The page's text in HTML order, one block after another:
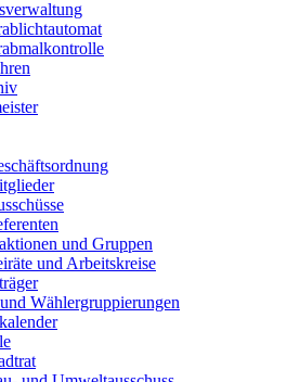
und Gruppen
und Arbeitskreise
Wählergruppierungen